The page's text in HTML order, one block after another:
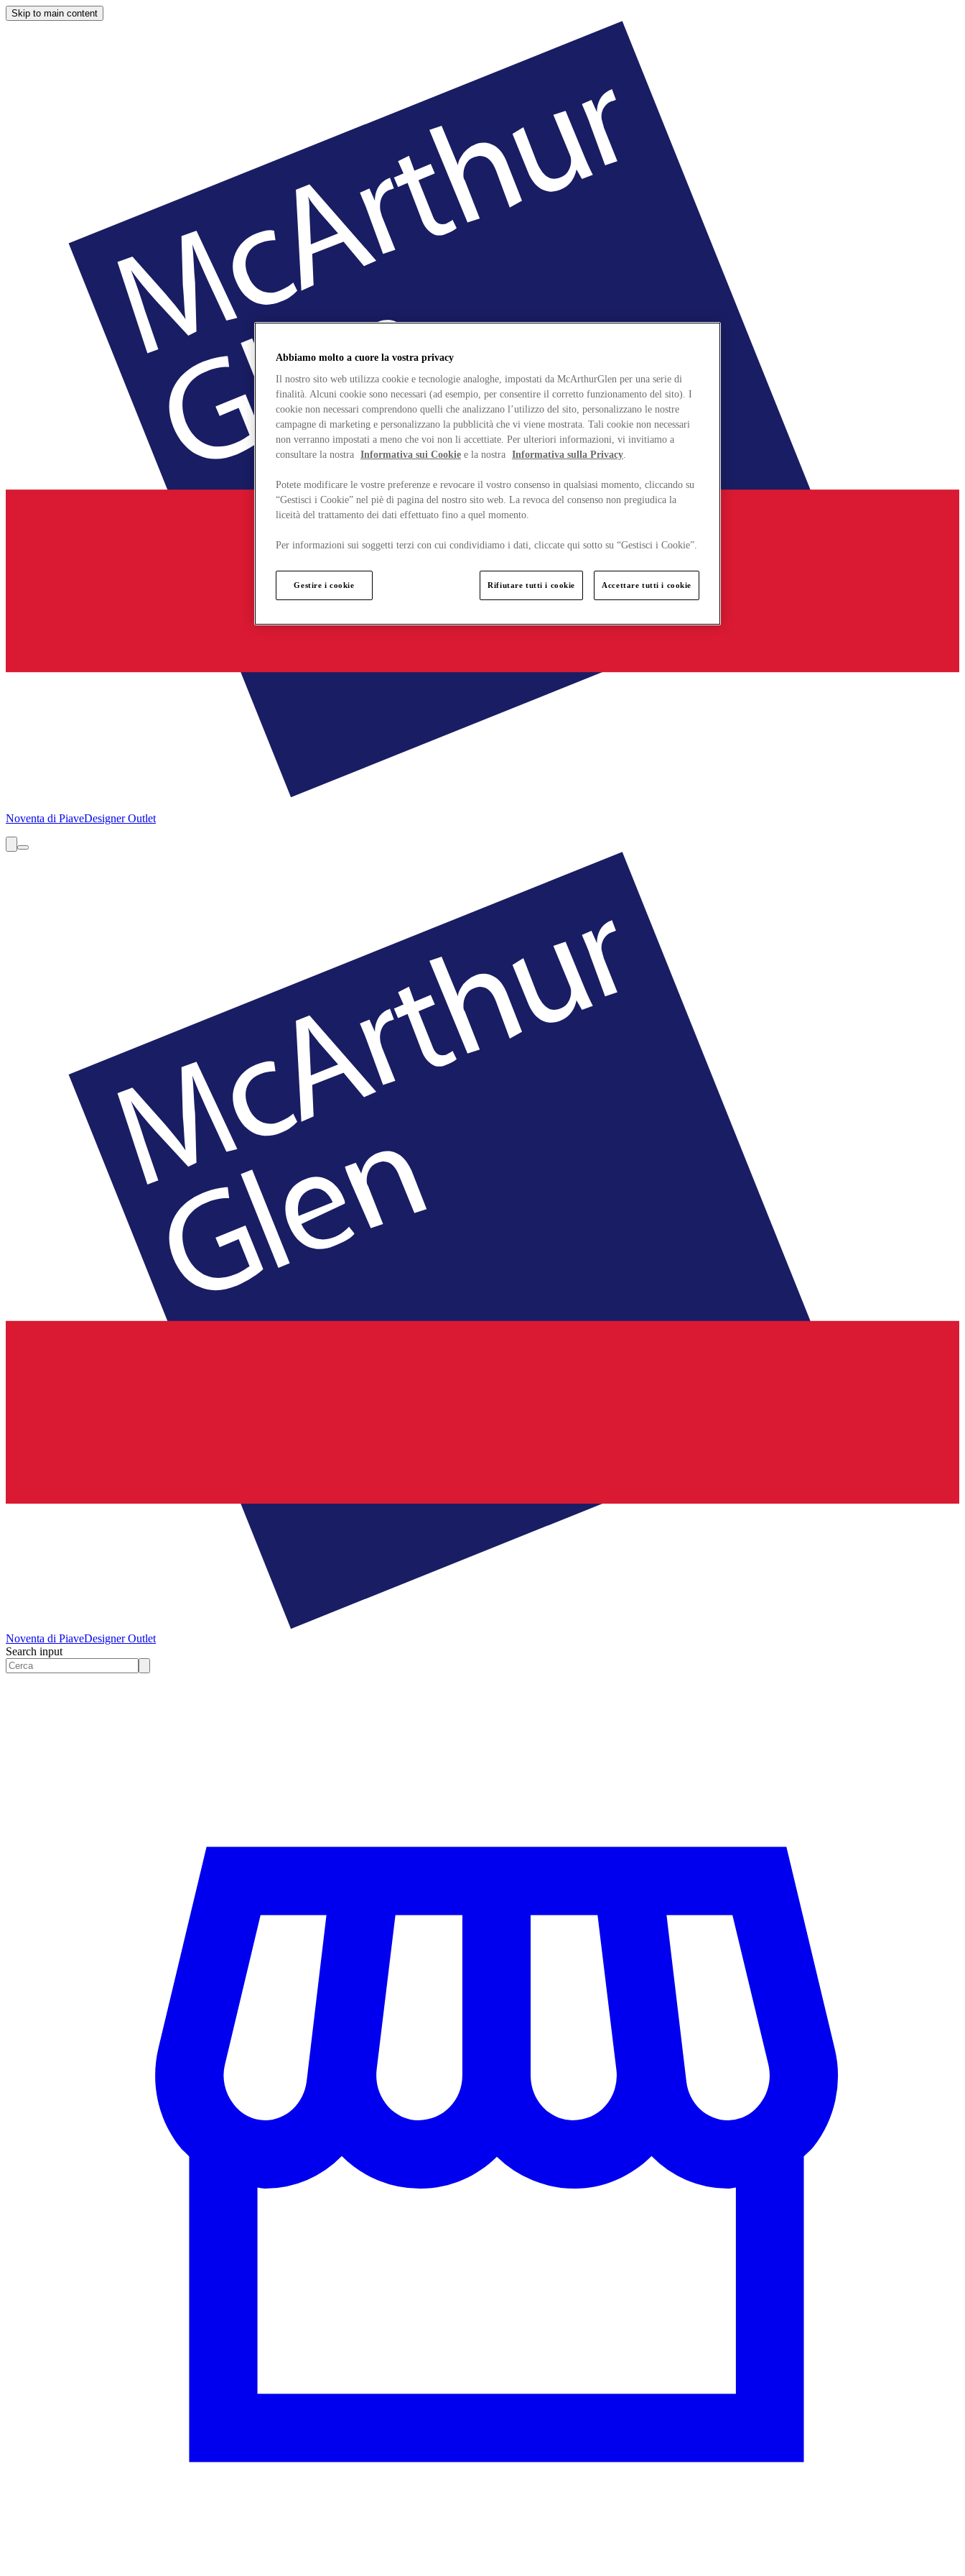
Skip to main content
Noventa di PiaveDesigner Outlet
Noventa di PiaveDesigner Outlet
Search input
Abbiamo molto a cuore la vostra privacy
Il nostro sito web utilizza cookie e tecnologie analoghe, impostati da McArthurGlen per una serie di
finalità. Alcuni cookie sono necessari (ad esempio, per consentire il corretto funzionamento del sito). I
cookie non necessari comprendono quelli che analizzano l’utilizzo del sito, personalizzano le nostre
campagne di marketing e personalizzano la pubblicità che vi viene mostrata. Tali cookie non necessari
non verranno impostati a meno che voi non li accettiate. Per ulteriori informazioni, vi invitiamo a
consultare la nostra Informativa sui Cookie e la nostra Informativa sulla Privacy.
Potete modificare le vostre preferenze e revocare il vostro consenso in qualsiasi momento, cliccando su
“Gestisci i Cookie” nel piè di pagina del nostro sito web. La revoca del consenso non pregiudica la
liceità del trattamento dei dati effettuato fino a quel momento.
Per informazioni sui soggetti terzi con cui condividiamo i dati, cliccate qui sotto su “Gestisci i Cookie”.
Gestire i cookie Rifiutare tutti i cookie Accettare tutti i cookie